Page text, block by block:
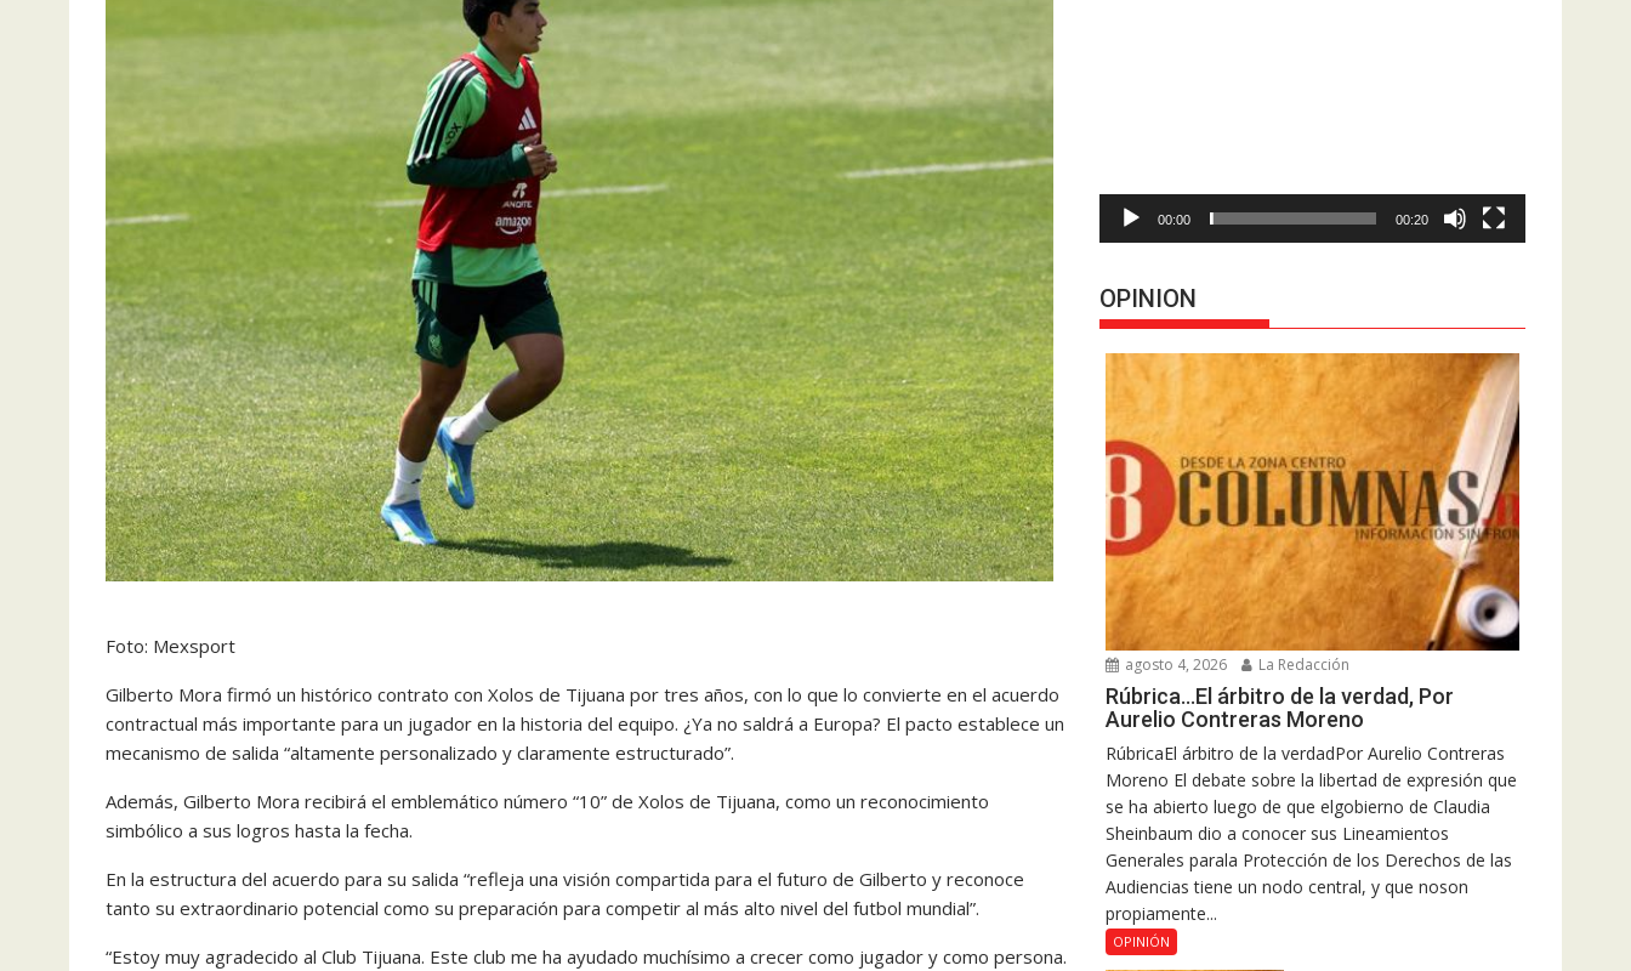
Foto: Mexsport
Gilberto Mora firmó un histórico contrato con Xolos de Tijuana por tres años, con lo que lo convierte en el acuerdo
contractual más importante para un jugador en la historia del equipo. ¿Ya no saldrá a Europa? El pacto establece un
mecanismo de salida “altamente personalizado y claramente estructurado”.
Además, Gilberto Mora recibirá el emblemático número “10” de Xolos de Tijuana, como un reconocimiento
simbólico a sus logros hasta la fecha.
En la estructura del acuerdo para su salida “refleja una visión compartida para el futuro de Gilberto y reconoce
tanto su extraordinario potencial como su preparación para competir al más alto nivel del futbol mundial”.
“Estoy muy agradecido al Club Tijuana. Este club me ha ayudado muchísimo a crecer como jugador y como persona.
00:00 00:20
OPINION
agosto 4, 2026 La Redacción
Rúbrica…El árbitro de la verdad, Por
Aurelio Contreras Moreno
RúbricaEl árbitro de la verdadPor Aurelio Contreras
Moreno El debate sobre la libertad de expresión que
se ha abierto luego de que elgobierno de Claudia
Sheinbaum dio a conocer sus Lineamientos
Generales parala Protección de los Derechos de las
Audiencias tiene un nodo central, y que noson
propiamente...
OPINIÓN